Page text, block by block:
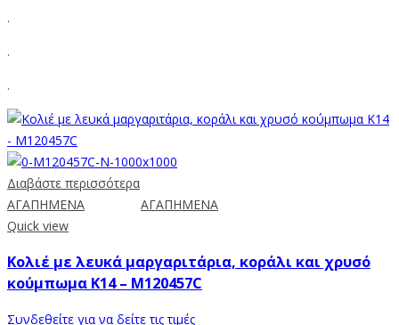
.
.
.
Διαβάστε περισσότερα
ΑΓΑΠΗΜΕΝΑ
ΑΓΑΠΗΜΕΝΑ
Quick view
Κολιέ με λευκά μαργαριτάρια, κοράλι και χρυσό
κούμπωμα Κ14 – M120457C
Συνδεθείτε για να δείτε τις τιμές